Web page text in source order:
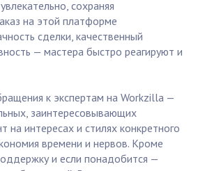
сохраняя
на этой платформе
сделки, качественный
— мастера быстро реагируют и
к экспертам на Workzilla —
заинтересовывающих
на интересах и стилях конкретного
времени и нервов. Кроме
и если понадобится —